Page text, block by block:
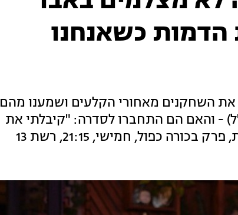
הדמות כשאנחנו
את השחקנים מאחורי הקלעים ושמענו מהם
- והאם הם התחברו לסדרה: "קיבלתי את
כפול, חמישי, 21:15, רשת 13